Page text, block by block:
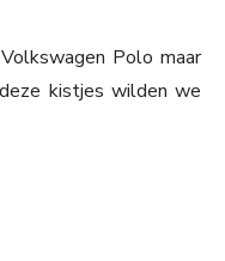
Polo maar
kistjes wilden we